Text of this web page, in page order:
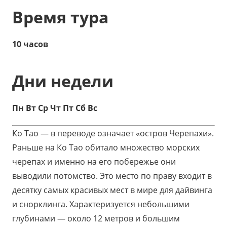
Время тура
10 часов
Дни недели
Пн Вт Ср Чт Пт Сб Вс
Ко Тао — в переводе означает «остров Черепахи».
Раньше на Ко Тао обитало множество морских
черепах и именно на его побережье они
выводили потомство. Это место по праву входит в
десятку самых красивых мест в мире для дайвинга
и снорклинга. Характеризуется небольшими
глубинами — около 12 метров и большим